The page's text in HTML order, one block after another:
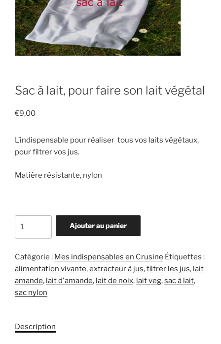
Sac à lait, pour faire son lait végétal
€9,00
L’indispensable pour réaliser tous vos laits végétaux,
pour filtrer vos jus.
Matière résistante, nylon
Ajouter au panier
Catégorie : Mes indispensables en Crusine Étiquettes :
alimentation vivante,extracteur à jus,filtrer les jus, lait
amande, lait d'amande, lait de noix, lait veg,sac à lait,
sac nylon
Description